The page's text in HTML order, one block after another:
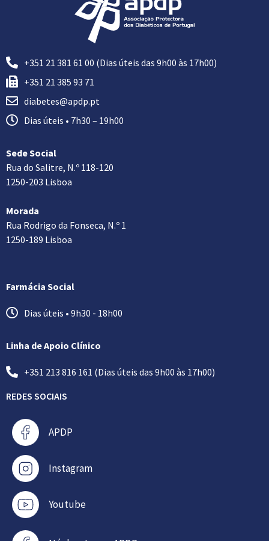
+351 21 381 61 00 (Dias úteis das 9h00 às 17h00)
+351 21 385 93 71
diabetes@apdp.pt
Dias úteis • 7h30 – 19h00
Sede Social
Rua do Salitre, N.º 118-120
1250-203 Lisboa
Morada
Rua Rodrigo da Fonseca, N.º 1
1250-189 Lisboa
Farmácia Social
Dias úteis • 9h30 - 18h00
Linha de Apoio Clínico
+351 213 816 161 (Dias úteis das 9h00 às 17h00)
REDES SOCIAIS
APDP
Instagram
Youtube